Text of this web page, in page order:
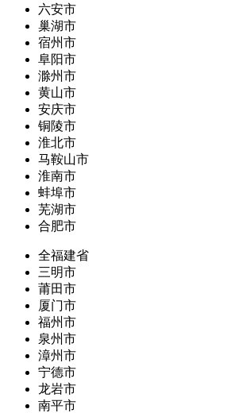
六安市
巢湖市
宿州市
阜阳市
滁州市
黄山市
安庆市
铜陵市
淮北市
马鞍山市
淮南市
蚌埠市
芜湖市
合肥市
全福建省
三明市
莆田市
厦门市
福州市
泉州市
漳州市
宁德市
龙岩市
南平市